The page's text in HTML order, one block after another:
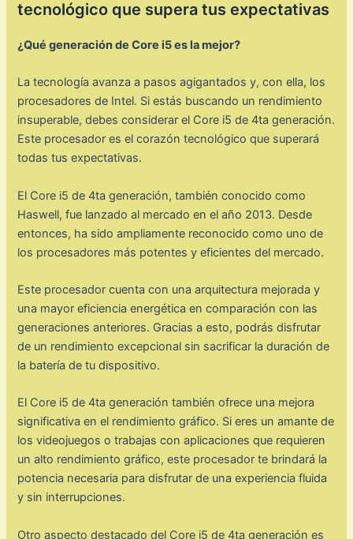
tecnológico que supera tus expectativas
¿Qué generación de Core i5 es la mejor?
La tecnología avanza a pasos agigantados y, con ella, los
procesadores de Intel. Si estás buscando un rendimiento
insuperable, debes considerar el Core i5 de 4ta generación.
Este procesador es el corazón tecnológico que superará
todas tus expectativas.
El Core i5 de 4ta generación, también conocido como
Haswell, fue lanzado al mercado en el año 2013. Desde
entonces, ha sido ampliamente reconocido como uno de
los procesadores más potentes y eficientes del mercado.
Este procesador cuenta con una arquitectura mejorada y
una mayor eficiencia energética en comparación con las
generaciones anteriores. Gracias a esto, podrás disfrutar
de un rendimiento excepcional sin sacrificar la duración de
la batería de tu dispositivo.
El Core i5 de 4ta generación también ofrece una mejora
significativa en el rendimiento gráfico. Si eres un amante de
los videojuegos o trabajas con aplicaciones que requieren
un alto rendimiento gráfico, este procesador te brindará la
potencia necesaria para disfrutar de una experiencia fluida
y sin interrupciones.
Otro aspecto destacado del Core i5 de 4ta generación es